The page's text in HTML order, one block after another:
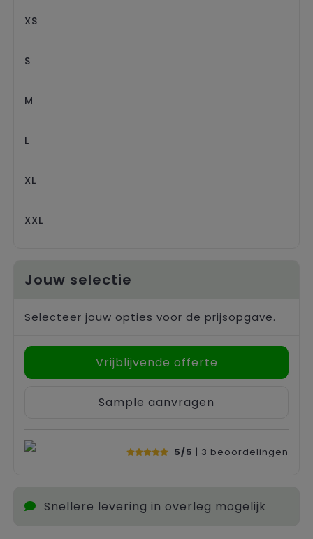
XS
S
M
L
XL
XXL
Jouw selectie
Selecteer jouw opties voor de prijsopgave.
Vrijblijvende offerte
Sample aanvragen
5/5 | 3 beoordelingen
Snellere levering in overleg mogelijk